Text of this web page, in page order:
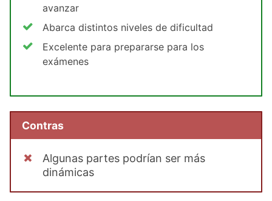
avanzar
Abarca distintos niveles de dificultad
Excelente para prepararse para los
exámenes
Contras
Algunas partes podrían ser más
dinámicas